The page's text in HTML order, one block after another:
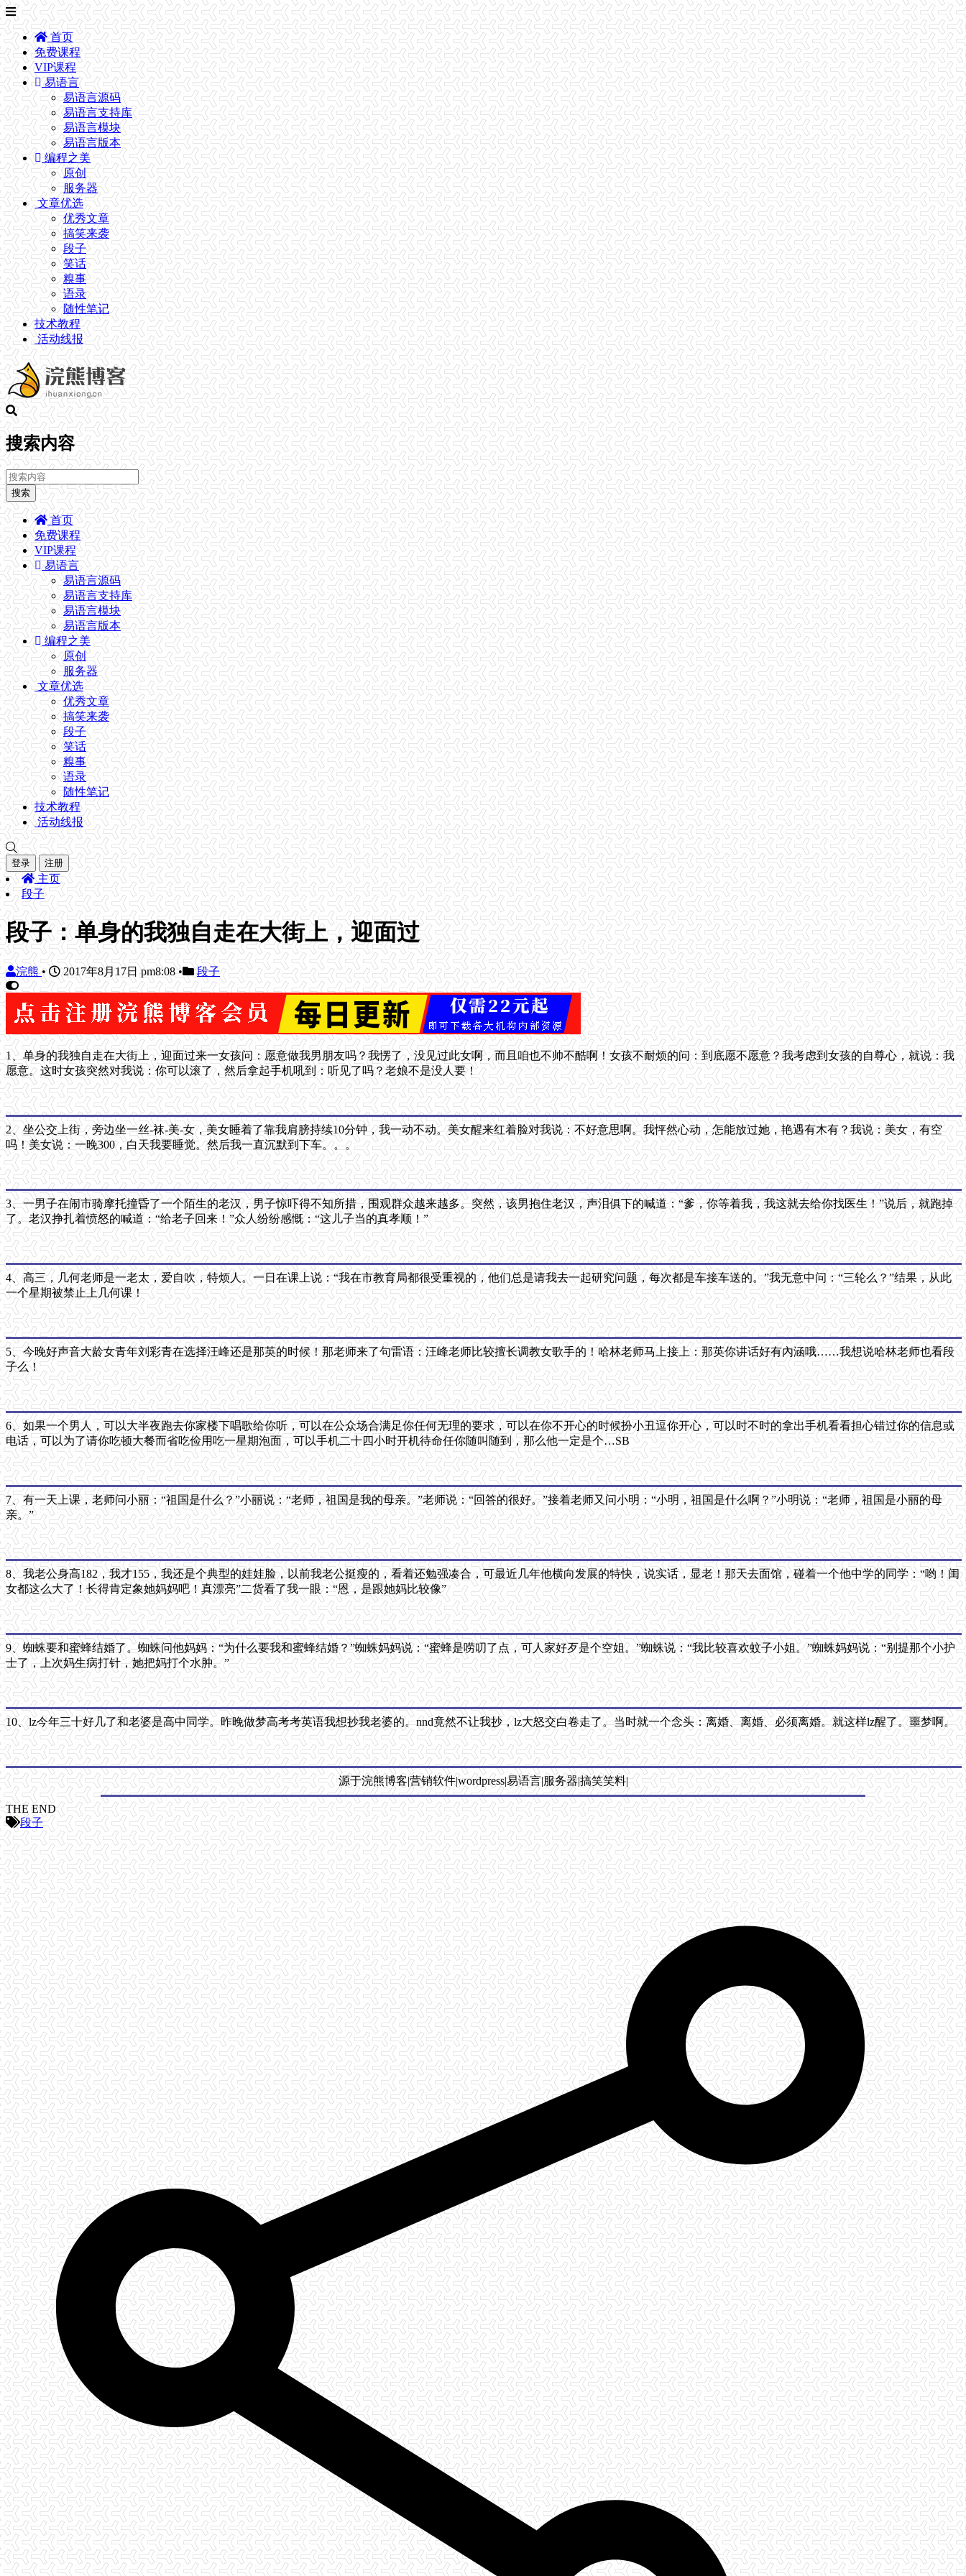
首页
免费课程
VIP课程
易语言
易语言源码
易语言支持库
易语言模块
易语言版本
编程之美
原创
服务器
文章优选
优秀文章
搞笑来袭
段子
笑话
糗事
语录
随性笔记
技术教程
活动线报
搜索内容
搜索
首页
免费课程
VIP课程
易语言
易语言源码
易语言支持库
易语言模块
易语言版本
编程之美
原创
服务器
文章优选
优秀文章
搞笑来袭
段子
笑话
糗事
语录
随性笔记
技术教程
活动线报
登录 注册
主页
段子
段子：单身的我独自走在大街上，迎面过
浣熊• 2017年8月17日 pm8:08• 段子
1、单身的我独自走在大街上，迎面过来一女孩问：愿意做我男朋友吗？我愣了，没见过此女啊，而且咱也不帅不酷啊！女孩不耐烦的问：到底愿不愿意？我考虑到女孩的自尊心，就说：我
愿意。这时女孩突然对我说：你可以滚了，然后拿起手机吼到：听见了吗？老娘不是没人要！
2、坐公交上街，旁边坐一丝-袜-美-女，美女睡着了靠我肩膀持续10分钟，我一动不动。美女醒来红着脸对我说：不好意思啊。我怦然心动，怎能放过她，艳遇有木有？我说：美女，有空
吗！美女说：一晚300，白天我要睡觉。然后我一直沉默到下车。。。
3、一男子在闹市骑摩托撞昏了一个陌生的老汉，男子惊吓得不知所措，围观群众越来越多。突然，该男抱住老汉，声泪俱下的喊道：“爹，你等着我，我这就去给你找医生！”说后，就跑掉
了。老汉挣扎着愤怒的喊道：“给老子回来！”众人纷纷感慨：“这儿子当的真孝顺！”
4、高三，几何老师是一老太，爱自吹，特烦人。一日在课上说：“我在市教育局都很受重视的，他们总是请我去一起研究问题，每次都是车接车送的。”我无意中问：“三轮么？”结果，从此
一个星期被禁止上几何课！
5、今晚好声音大龄女青年刘彩青在选择汪峰还是那英的时候！那老师来了句雷语：汪峰老师比较擅长调教女歌手的！哈林老师马上接上：那英你讲话好有內涵哦……我想说哈林老师也看段
子么！
6、如果一个男人，可以大半夜跑去你家楼下唱歌给你听，可以在公众场合满足你任何无理的要求，可以在你不开心的时候扮小丑逗你开心，可以时不时的拿出手机看看担心错过你的信息或
电话，可以为了请你吃顿大餐而省吃俭用吃一星期泡面，可以手机二十四小时开机待命任你随叫随到，那么他一定是个…SB
7、有一天上课，老师问小丽：“祖国是什么？”小丽说：“老师，祖国是我的母亲。”老师说：“回答的很好。”接着老师又问小明：“小明，祖国是什么啊？”小明说：“老师，祖国是小丽的母
亲。”
8、我老公身高182，我才155，我还是个典型的娃娃脸，以前我老公挺瘦的，看着还勉强凑合，可最近几年他横向发展的特快，说实话，显老！那天去面馆，碰着一个他中学的同学：“哟！闺
女都这么大了！长得肯定象她妈妈吧！真漂亮”二货看了我一眼：“恩，是跟她妈比较像”
9、蜘蛛要和蜜蜂结婚了。蜘蛛问他妈妈：“为什么要我和蜜蜂结婚？”蜘蛛妈妈说：“蜜蜂是唠叨了点，可人家好歹是个空姐。”蜘蛛说：“我比较喜欢蚊子小姐。”蜘蛛妈妈说：“别提那个小护
士了，上次妈生病打针，她把妈打个水肿。”
10、lz今年三十好几了和老婆是高中同学。昨晚做梦高考考英语我想抄我老婆的。nnd竟然不让我抄，lz大怒交白卷走了。当时就一个念头：离婚、离婚、必须离婚。就这样lz醒了。噩梦啊。
源于浣熊博客|营销软件|wordpress|易语言|服务器|搞笑笑料|
THE END
段子